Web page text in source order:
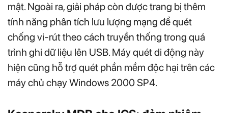
mật. Ngoài ra, giải pháp còn được trang bị thêm
tính năng phân tích lưu lượng mạng để quét
chống vi-rút theo cách truyền thống trong quá
trình ghi dữ liệu lên USB. Máy quét di động này
hiện cũng hỗ trợ quét phần mềm độc hại trên các
máy chủ chạy Windows 2000 SP4.